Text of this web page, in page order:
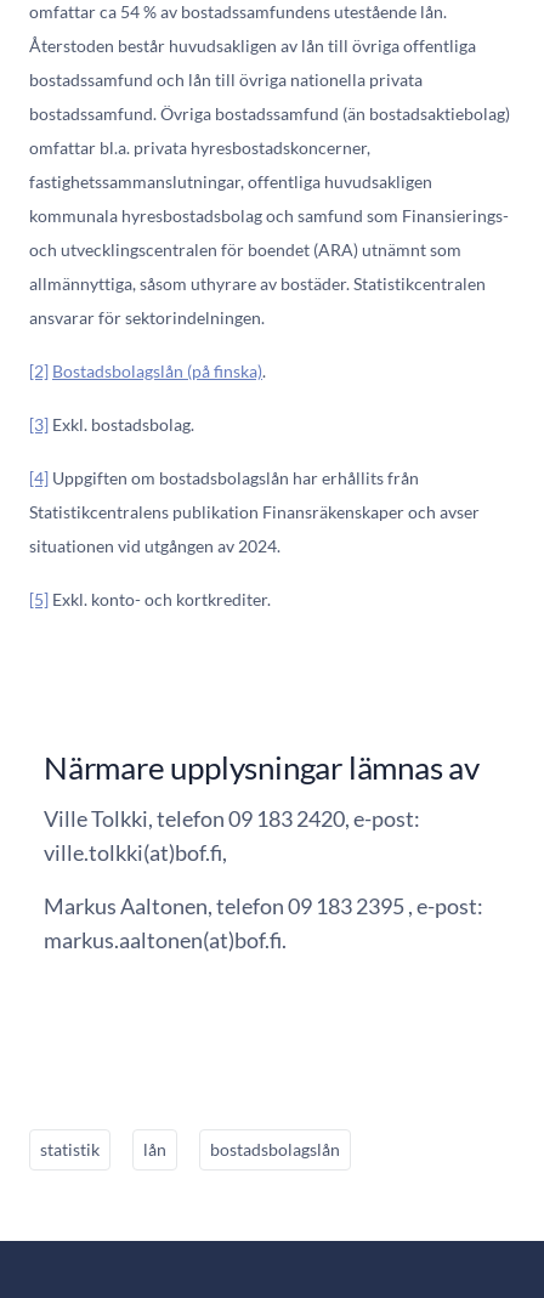
omfattar ca 54 % av bostadssamfundens utestående lån.
Återstoden består huvudsakligen av lån till övriga offentliga
bostadssamfund och lån till övriga nationella privata
bostadssamfund. Övriga bostadssamfund (än bostadsaktiebolag)
omfattar bl.a. privata hyresbostadskoncerner,
fastighetssammanslutningar, offentliga huvudsakligen
kommunala hyresbostadsbolag och samfund som Finansierings-
och utvecklingscentralen för boendet (ARA) utnämnt som
allmännyttiga, såsom uthyrare av bostäder. Statistikcentralen
ansvarar för sektorindelningen.
[2] Bostadsbolagslån (på finska).
[3] Exkl. bostadsbolag.
[4] Uppgiften om bostadsbolagslån har erhållits från
Statistikcentralens publikation Finansräkenskaper och avser
situationen vid utgången av 2024.
[5] Exkl. konto- och kortkrediter.
Närmare upplysningar lämnas av
Ville Tolkki, telefon 09 183 2420, e-post:
ville.tolkki(at)bof.fi,
Markus Aaltonen, telefon 09 183 2395 , e-post:
markus.aaltonen(at)bof.fi.
statistik lån bostadsbolagslån